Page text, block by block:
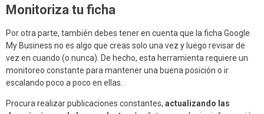
Monitoriza tu ficha
Por otra parte, también debes tener en cuenta que la ficha Google
My Business no es algo que creas solo una vez y luego revisar de
vez en cuando (o nunca). De hecho, esta herramienta requiere un
monitoreo constante para mantener una buena posición o ir
escalando poco a poco en ellas.
Procura realizar publicaciones constantes, actualizando las